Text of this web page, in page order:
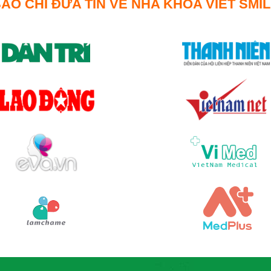
CHÍ ĐƯA TIN VỀ NHA KHOA VIET